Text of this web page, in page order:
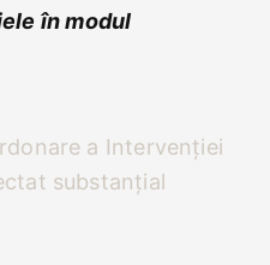
în modul
a Intervenției
substanțial